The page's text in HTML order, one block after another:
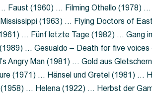
Faust (1960) … Filming Othello (1978)
Mississippi (1963) … Flying Doctors of
… Fünf letzte Tage (1982) … Gang
… Gesualdo – Death for five
Angry Man (1981) … Gold aus
(1971) … Hänsel und Gretel (1981) …
… Helena (1922) … Herbst der